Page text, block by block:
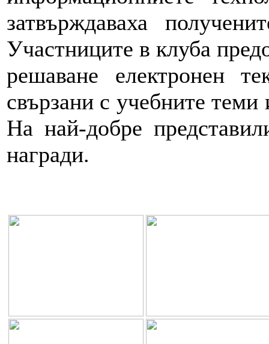
затвърждаваха
Участниците в клуба
решаване електронен
свързани с учебните теми
На най-добре
награди.